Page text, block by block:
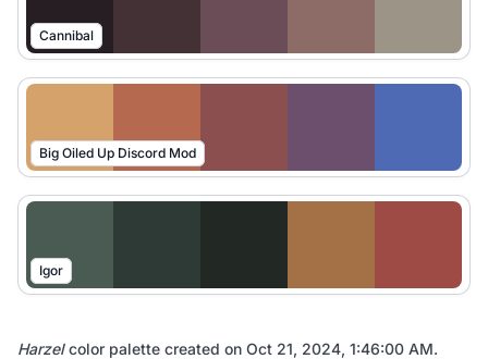
Cannibal
Big Oiled Up Discord Mod
Igor
Harzelcolor palette created on Oct 21, 2024, 1:46:00 AM.